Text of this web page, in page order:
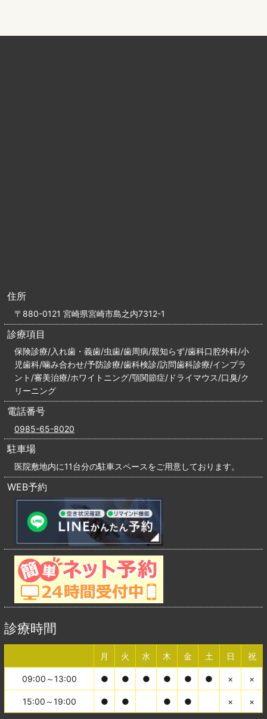
住所
〒880-0121 宮崎県宮崎市島之内7312-1
診療項目
保険診療/入れ歯・義歯/虫歯/歯周病/親知らず/歯科口腔外科/小
児歯科/噛み合わせ/予防診療/歯科検診/訪問歯科診療/インプラ
ント/審美治療/ホワイトニング/顎関節症/ドライマウス/口臭/ク
リーニング
電話番号
0985-65-8020
駐車場
医院敷地内に11台分の駐車スペースをご用意しております。
WEB予約
診療時間
月 火 水 木 金 土 日 祝
09:00～13:00 ● ● ● ● ● ● × ×
15:00～19:00 ● ● ● ● × ×